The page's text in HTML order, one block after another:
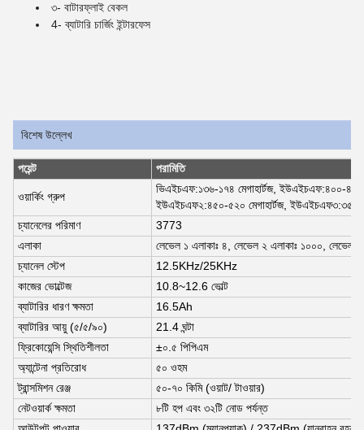
৩- বাটারফ্লাই বেকল
4- ব্যাটারি চার্জিং ইন্টারফেস
বিশেষ উল্লেখ
পয়েন্ট পরামিতি
ওয়ার্কিং গ্রুপ
ভিএইচএফ:১৩৬-১৭৪ মেগাহার্টজ, ইউএইচএফ:৪০০-৪৮০
ইউএইচএফ২:৪৫০-৫২০ মেগাহার্টজ, ইউএইচএফ৩:৩৫০-
চ্যানেলের পরিমাণ
3773
এলাকা
লেভেল ১ এলাকাঃ ৪, লেভেল ২ এলাকাঃ ১০০০, লেভেল
চ্যানেল স্টেপ
12.5KHz/25KHz
কাজের ভোল্টেজ
10.8~12.6 ভোল্ট
ব্যাটারির ধারণ ক্ষমতা
16.5Ah
ব্যাটারির আয়ু (৫/৫/৯০)
21.4 ঘন্টা
ফ্রিকোয়েন্সি স্থিতিশীলতা
±০.৫ পিপিএম
অ্যান্টেনা প্রতিরোধ
৫০ ওহম
ট্রান্সমিশন রেঞ্জ
৫০-৭০ কিমি (ওয়াট/ টাওয়ার)
নেটওয়ার্ক ক্ষমতা
৮টি হপ এবং ৩২টি নোড পর্যন্ত